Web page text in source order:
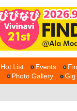
Hot List Events
Photo Gallery Gig